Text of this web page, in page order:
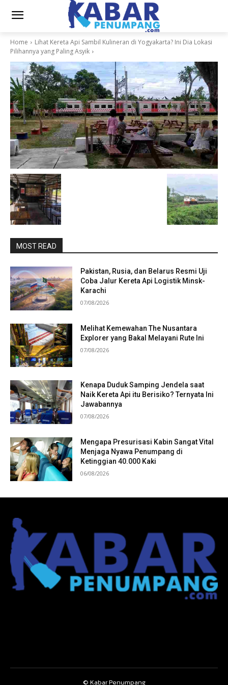
Home
Lihat Kereta Api Sambil Kulineran di Yogyakarta? Ini Dia Lokasi
Pilihannya yang Paling Asyik
MOST READ
Pakistan, Rusia, dan Belarus Resmi Uji
Coba Jalur Kereta Api Logistik Minsk-
Karachi
07/08/2026
Melihat Kemewahan The Nusantara
Explorer yang Bakal Melayani Rute Ini
07/08/2026
Kenapa Duduk Samping Jendela saat
Naik Kereta Api itu Berisiko? Ternyata Ini
Jawabannya
07/08/2026
Mengapa Presurisasi Kabin Sangat Vital
Menjaga Nyawa Penumpang di
Ketinggian 40.000 Kaki
06/08/2026
© Kabar Penumpang